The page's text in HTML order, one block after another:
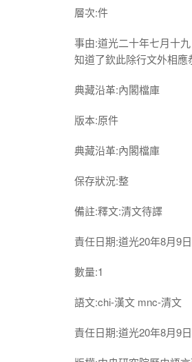
層次:件
事由:道光二十年七月十
知道了欽此除行文外相
典藏沿革:內閣檔庫
版本:原件
典藏沿革:內閣檔庫
保存狀況:整
備註:釋文:清文待譯
責任日期:道光20年8月9日
數量:1
語文:chi-漢文 mnc-清文
責任日期:道光20年8月9日